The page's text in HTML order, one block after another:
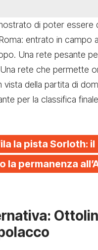
di poter
entrato in campo
Una rete pesante
rete che permette
della partita di
per la classifica
la pista Sorloth: il
la permanenza